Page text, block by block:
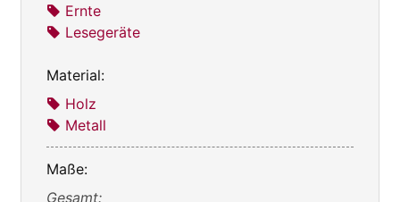
Ernte
Lesegeräte
Material:
Holz
Metall
Maße:
Gesamt: